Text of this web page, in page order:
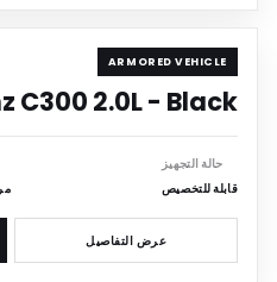
ARMORED VEHICLE
C300 2.0L - Black
حالة التجهيز
قابلة للتخصيص
عرض التفاصيل